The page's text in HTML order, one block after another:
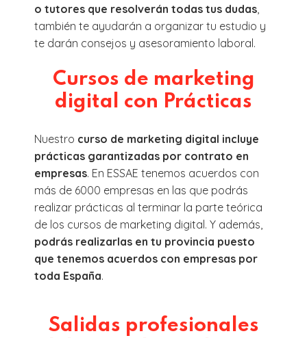
o tutores que resolverán todas tus dudas,
también te ayudarán a organizar tu estudio y
te darán consejos y asesoramiento laboral.
Cursos de marketing
digital con Prácticas
Nuestro curso de marketing digital incluye
prácticas garantizadas por contrato en
empresas. En ESSAE tenemos acuerdos con
más de 6000 empresas en las que podrás
realizar prácticas al terminar la parte teórica
de los cursos de marketing digital. Y además,
podrás realizarlas en tu provincia puesto
que tenemos acuerdos con empresas por
toda España.
Salidas profesionales